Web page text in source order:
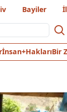
Bayiler
İnsan+HaklarıBir